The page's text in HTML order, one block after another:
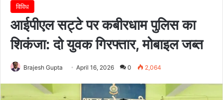
विविध
आईपीएल सट्टे पर कबीरधाम पुलिस का
शिकंजा: दो युवक गिरफ्तार, मोबाइल जब्त
Brajesh Gupta April 16, 2026 0 2,064